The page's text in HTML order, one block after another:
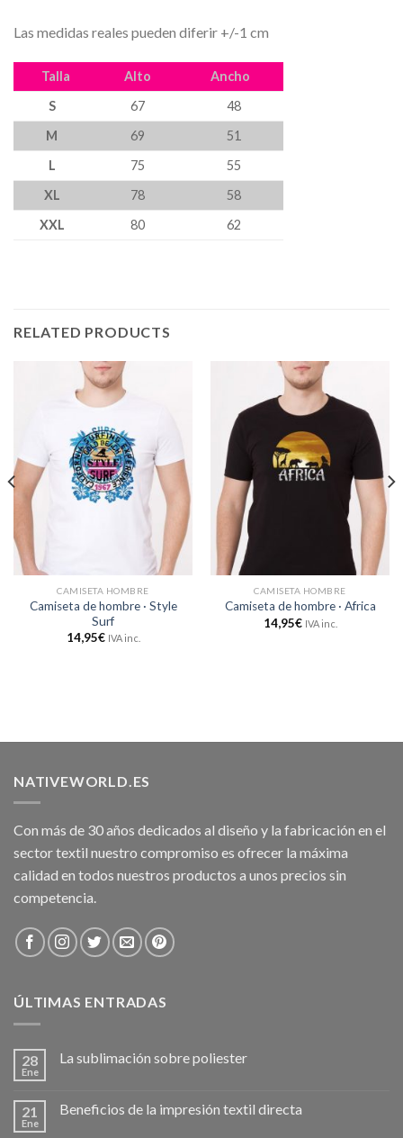
Las medidas reales pueden diferir +/-1 cm
Talla Alto
Ancho
S
67
48
M
69
51
L
75
55
XL
78
58
XXL
80 62
RELATED PRODUCTS
CAMISETA HOMBRE
Camiseta de hombre · Style
Surf
14,95€ IVA inc.
CAMISETA HOMBRE
Camiseta de hombre · Africa
14,95€ IVA inc.
NATIVEWORLD.ES
Con más de 30 años dedicados al diseño y la fabricación en el
sector textil nuestro compromiso es ofrecer la máxima
calidad en todos nuestros productos a unos precios sin
competencia.
ÚLTIMAS ENTRADAS
28
Ene
La sublimación sobre poliester
21
Ene
Beneficios de la impresión textil directa